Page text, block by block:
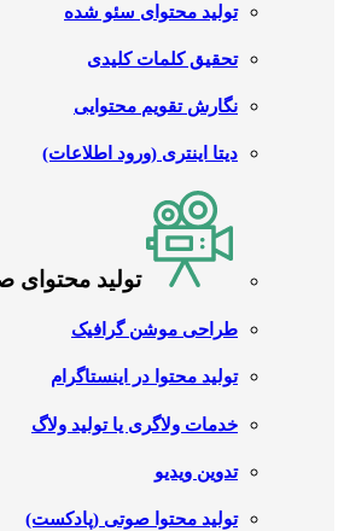
تولید محتوای سئو شده
تحقیق کلمات کلیدی
نگارش تقویم محتوایی
دیتا اینتری (ورود اطلاعات)
تولید محتوای
طراحی موشن گرافیک
تولید محتوا در اینستاگرام
خدمات ولاگری یا تولید ولاگ
تدوین ویدیو
تولید محتوا صوتی (پادکست)